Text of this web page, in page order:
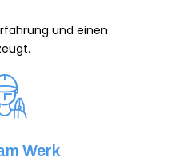
und einen
Werk